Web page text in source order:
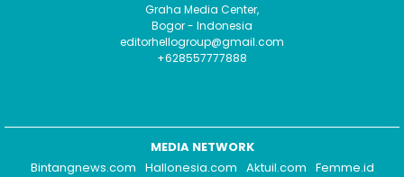
Graha Media Center,
Bogor - Indonesia
editorhellogroup@gmail.com
+628557777888
MEDIA NETWORK
Bintangnews.com Hallonesia.com Aktuil.com Femme.id